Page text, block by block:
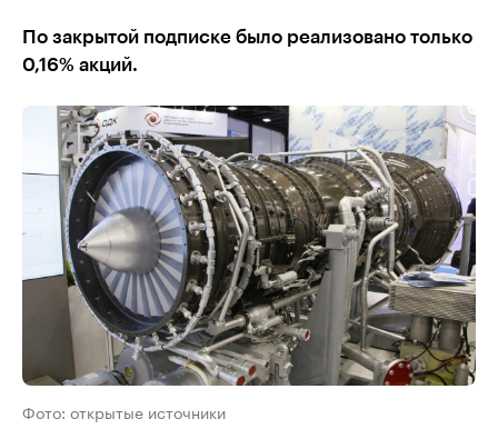
По закрытой подписке было реализовано только
0,16% акций.
Фото: открытые источники